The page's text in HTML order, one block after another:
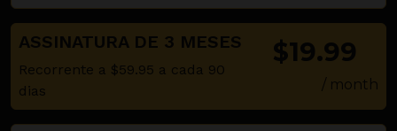
ASSINATURA DE 3 MESES
Recorrente a $59.95 a cada 90
dias
$19.99
/ month